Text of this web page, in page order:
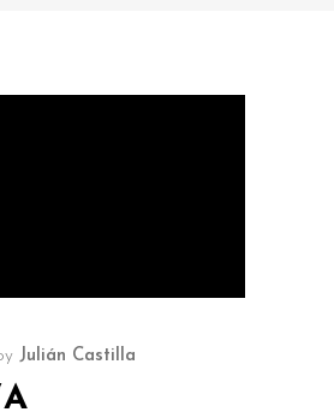
Julián Castilla